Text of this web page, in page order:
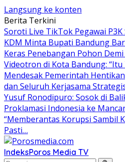
Langsung ke konten
Berita Terkini
Soroti Live TikTok Pegawai P3K
KDM Minta Bupati Bandung
Keras Penebangan Pohon
Videotron di Kota Bandung:
Mendesak Pemerintah
dan Seluruh Kerjasama
Yusuf Ronodipuro: Sosok di
Proklamasi Indonesia ke
“Memberantas Korupsi Sambil
Pasti…
IndeksPoros Media TV